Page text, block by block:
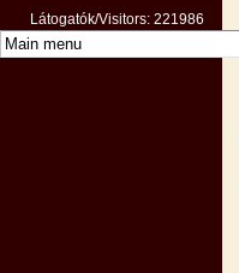
Látogatók/Visitors: 221986